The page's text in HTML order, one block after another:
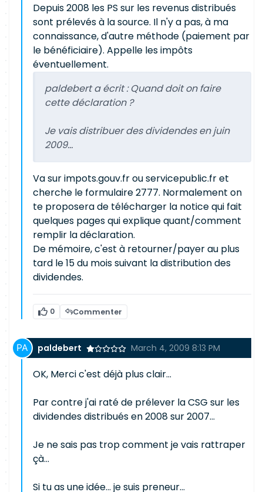
Depuis 2008 les PS sur les revenus distribués
sont prélevés à la source. Il n'y a pas, à ma
connaissance, d'autre méthode (paiement par
le bénéficiaire). Appelle les impôts
éventuellement.
paldebert a écrit :Quand doit on faire
cette déclaration ?
Je vais distribuer des dividendes en juin
2009...
Va sur impots.gouv.fr ou servicepublic.fr et
cherche le formulaire 2777. Normalement on
te proposera de télécharger la notice qui fait
quelques pages qui explique quant/comment
remplir la déclaration.
De mémoire, c'est à retourner/payer au plus
tard le 15 du mois suivant la distribution des
dividendes.
0 Commenter
paldebert March 4, 2009 8:13 PM
OK, Merci c'est déjà plus clair...
Par contre j'ai raté de prélever la CSG sur les
dividendes distribués en 2008 sur 2007...
Je ne sais pas trop comment je vais rattraper
çà...
Si tu as une idée... je suis preneur...